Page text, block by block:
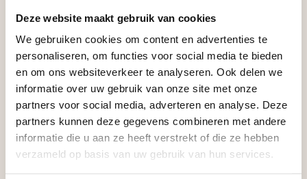
Deze website maakt gebruik van cookies
We gebruiken cookies om content en advertenties te
personaliseren, om functies voor social media te bieden
en om ons websiteverkeer te analyseren. Ook delen we
informatie over uw gebruik van onze site met onze
partners voor social media, adverteren en analyse. Deze
partners kunnen deze gegevens combineren met andere
informatie die u aan ze heeft verstrekt of die ze hebben
verzameld op basis van uw gebruik van hun services.
Vego Tuinmaterialen is de meest geschikte partner
voor zakelijke klanten op zoek naar tuin- en
infraproducten. Als professionele leverancier van
tuinmaterialen bieden wij een breed assortiment
aan producten van topkwaliteit. Lees meer over de
zakelijke mogelijkheden.
Aangepaste openingstijden tijdens de
vakantieperiode
Waardenburg en Vego Dordrecht hanteren tijdens
de vakantieperiode aangepaste openingstijden op
zaterdag. Bekijk de vestigingspagina voor de
actuele openingstijden.